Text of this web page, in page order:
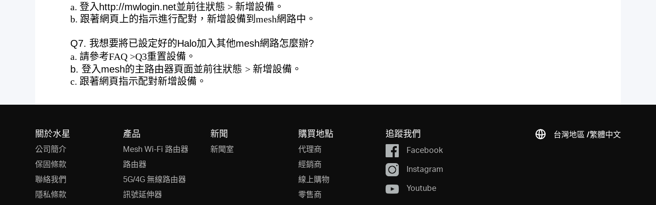
a. 登入 http://mwlogin.net並前往狀態 > 新增設備 。
b. 跟著網頁上的指示進行配對，新增設備到mesh網路中。
Q7. 我想要將已設定好的Halo加入其他mesh網路怎麼辦?
a. 請參考FAQ >Q3重置設備。
b. 登入mesh的主路由器頁面並前往狀態 > 新增設備 。
c. 跟著網頁指示配對新增設備。
關於水星
公司簡介
保固條款
聯絡我們
隱私條款
產品
Mesh Wi-Fi 路由器
路由器
5G/4G 無線路由器
訊號延伸器
新聞
新聞室
購買地點
代理商
經銷商
線上購物
零售商
追蹤我們
Facebook
Instagram
Youtube
台灣地區 /繁體中文